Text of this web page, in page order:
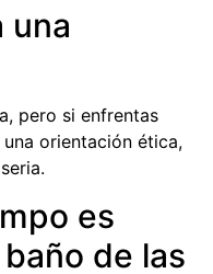
una
pero si enfrentas
orientación ética,
es
de las